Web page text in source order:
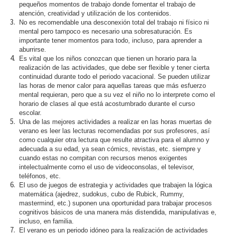
pequeños momentos de trabajo donde fomentar el trabajo de
atención, creatividad y utilización de los contenidos.
No es recomendable una desconexión total del trabajo ni físico ni
mental pero tampoco es necesario una sobresaturación. Es
importante tener momentos para todo, incluso, para aprender a
aburrirse.
Es vital que los niños conozcan que tienen un horario para la
realización de las actividades, que debe ser flexible y tener cierta
continuidad durante todo el periodo vacacional. Se pueden utilizar
las horas de menor calor para aquellas tareas que más esfuerzo
mental requieran, pero que a su vez el niño no lo interprete como el
horario de clases al que está acostumbrado durante el curso
escolar.
Una de las mejores actividades a realizar en las horas muertas de
verano es leer las lecturas recomendadas por sus profesores, así
como cualquier otra lectura que resulte atractiva para el alumno y
adecuada a su edad, ya sean cómics, revistas, etc. siempre y
cuando estas no compitan con recursos menos exigentes
intelectualmente como el uso de videoconsolas, el televisor,
teléfonos, etc.
El uso de juegos de estrategia y actividades que trabajen la lógica
matemática (ajedrez, sudokus, cubo de Rubick, Rummy,
mastermind, etc.) suponen una oportunidad para trabajar procesos
cognitivos básicos de una manera más distendida, manipulativas e,
incluso, en familia.
El verano es un periodo idóneo para la realización de actividades